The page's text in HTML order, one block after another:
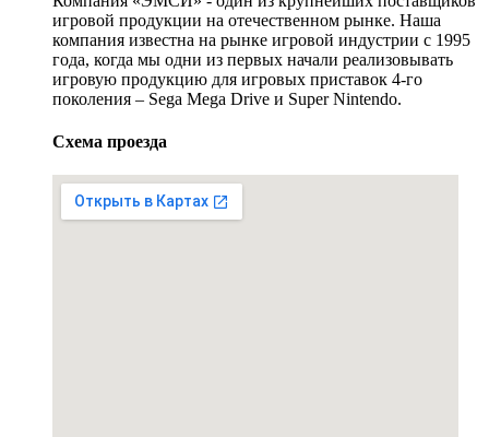
игровой продукции на отечественном рынке. Наша
компания известна на рынке игровой индустрии с 1995
года, когда мы одни из первых начали реализовывать
игровую продукцию для игровых приставок 4-го
поколения – Sega Mega Drive и Super Nintendo.
Схема проезда